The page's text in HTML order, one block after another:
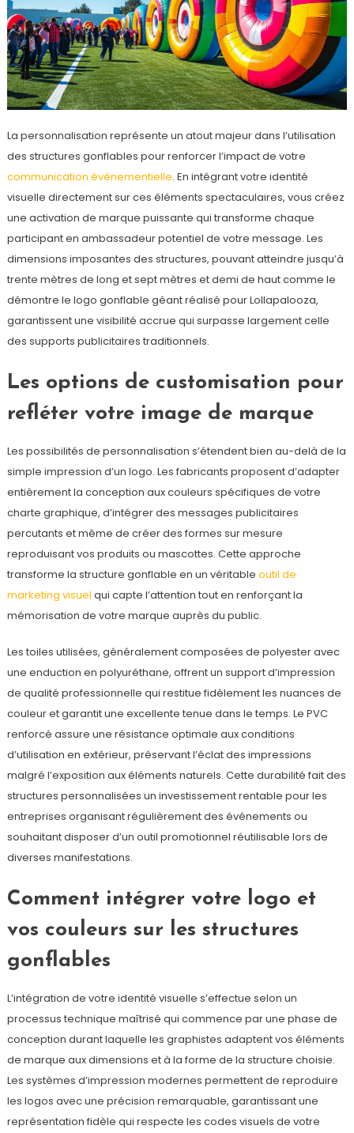
La personnalisation représente un atout majeur dans l’utilisation
des structures gonflables pour renforcer l’impact de votre
communication événementielle. En intégrant votre identité
visuelle directement sur ces éléments spectaculaires, vous créez
une activation de marque puissante qui transforme chaque
participant en ambassadeur potentiel de votre message. Les
dimensions imposantes des structures, pouvant atteindre jusqu’à
trente mètres de long et sept mètres et demi de haut comme le
démontre le logo gonflable géant réalisé pour Lollapalooza,
garantissent une visibilité accrue qui surpasse largement celle
des supports publicitaires traditionnels.
Les options de customisation pour
refléter votre image de marque
Les possibilités de personnalisation s’étendent bien au-delà de la
simple impression d’un logo. Les fabricants proposent d’adapter
entièrement la conception aux couleurs spécifiques de votre
charte graphique, d’intégrer des messages publicitaires
percutants et même de créer des formes sur mesure
reproduisant vos produits ou mascottes. Cette approche
transforme la structure gonflable en un véritable outil de
marketing visuel qui capte l’attention tout en renforçant la
mémorisation de votre marque auprès du public.
Les toiles utilisées, généralement composées de polyester avec
une enduction en polyuréthane, offrent un support d’impression
de qualité professionnelle qui restitue fidèlement les nuances de
couleur et garantit une excellente tenue dans le temps. Le PVC
renforcé assure une résistance optimale aux conditions
d’utilisation en extérieur, préservant l’éclat des impressions
malgré l’exposition aux éléments naturels. Cette durabilité fait des
structures personnalisées un investissement rentable pour les
entreprises organisant régulièrement des événements ou
souhaitant disposer d’un outil promotionnel réutilisable lors de
diverses manifestations.
Comment intégrer votre logo et
vos couleurs sur les structures
gonflables
L’intégration de votre identité visuelle s’effectue selon un
processus technique maîtrisé qui commence par une phase de
conception durant laquelle les graphistes adaptent vos éléments
de marque aux dimensions et à la forme de la structure choisie.
Les systèmes d’impression modernes permettent de reproduire
les logos avec une précision remarquable, garantissant une
représentation fidèle qui respecte les codes visuels de votre